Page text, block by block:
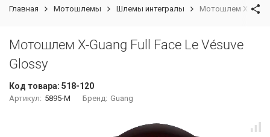
Главная Мотошлемы Шлемы интегралы Мотошлем X-
Мотошлем X-Guang Full Face Le Vésuve
Glossy
Код товара: 518-120
Артикул: 5895-M Бренд: Guang